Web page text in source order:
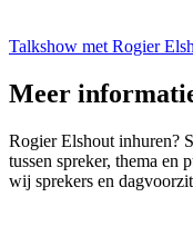
Talkshow met Rogier
Meer
Rogier Elshout inhuren?
tussen spreker, thema en
wij sprekers en